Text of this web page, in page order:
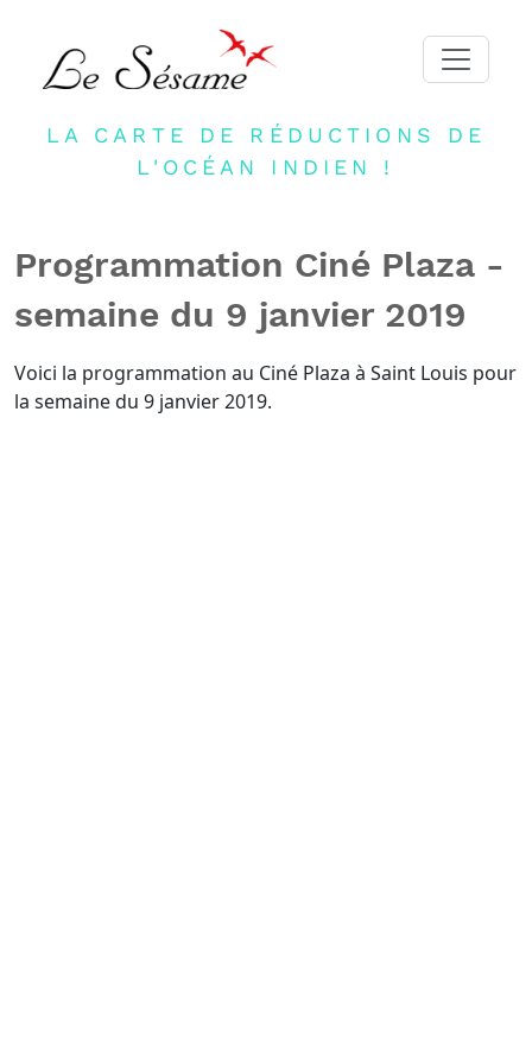
ACCUEIL
BLOG
NEWSLETTER
DEVENIR PARTENAIRE
LA CARTE DE RÉDUCTIONS DE
L'OCÉAN INDIEN !
Programmation Ciné Plaza -
semaine du 9 janvier 2019
Voici la programmation au Ciné Plaza à Saint Louis pour
la semaine du 9 janvier 2019.